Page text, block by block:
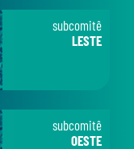
subcomitê
LESTE
subcomitê
OESTE